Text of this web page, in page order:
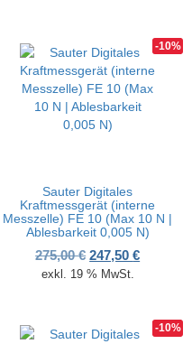
war: 275,00 €
ist: 247,50 €.
-10%
Sauter Digitales
Kraftmessgerät (interne
Messzelle) FE 10 (Max 10 N |
Ablesbarkeit 0,005 N)
275,00€ Ursprünglicher
247,50€
exkl. 19 % MwSt.
-10%